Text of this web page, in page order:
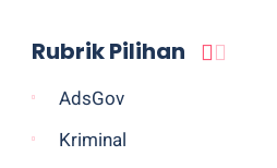
Rubrik Pilihan
AdsGov
Kriminal